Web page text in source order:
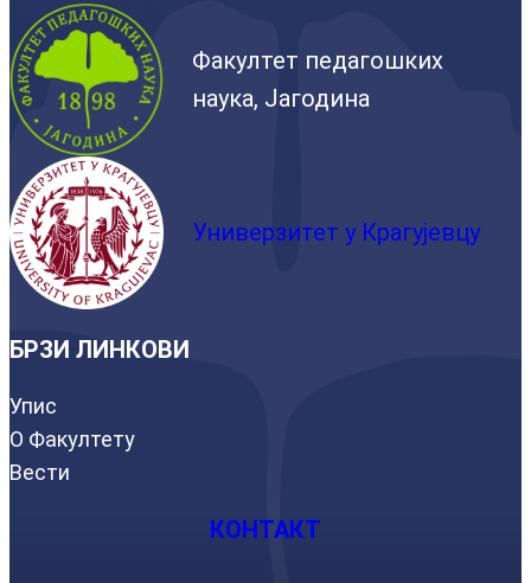
Факултет педагошких
наука, Јагодина
Универзитет у Крагујевцу
БРЗИ ЛИНКОВИ
Упис
О Факултету
Вести
КОНТАКТ